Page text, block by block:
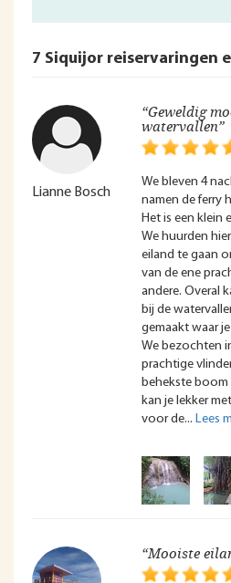
7 Siquijor reiservaringen
Lianne Bosch
“Geweldig
watervallen”
We bleven 4
namen de ferry
Het is een klein
We huurden
eiland te gaan
van de ene
andere. Overal
bij de
gemaakt waar
We bezochten
prachtige
behekste boom
kan je lekker
voor de
“Mooiste